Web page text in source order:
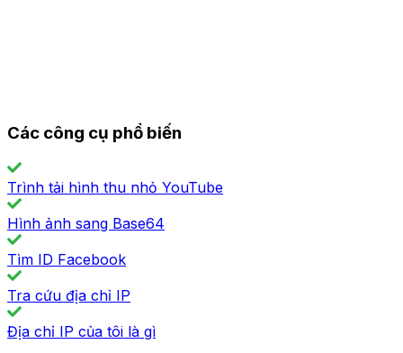
Các công cụ phổ biến
Trình tải hình thu nhỏ YouTube
Hình ảnh sang Base64
Tìm ID Facebook
Tra cứu địa chỉ IP
Địa chỉ IP của tôi là gì